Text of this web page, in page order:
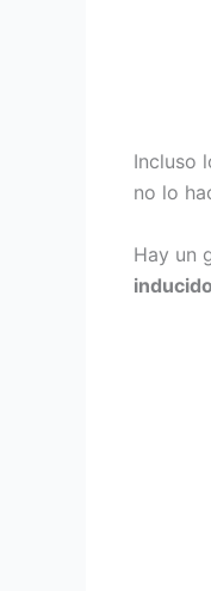
Incluso
no lo
Hay un